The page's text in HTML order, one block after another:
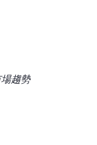
趨勢